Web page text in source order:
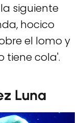
siguiente
hocico
el lomo y
tiene cola'.
Luna